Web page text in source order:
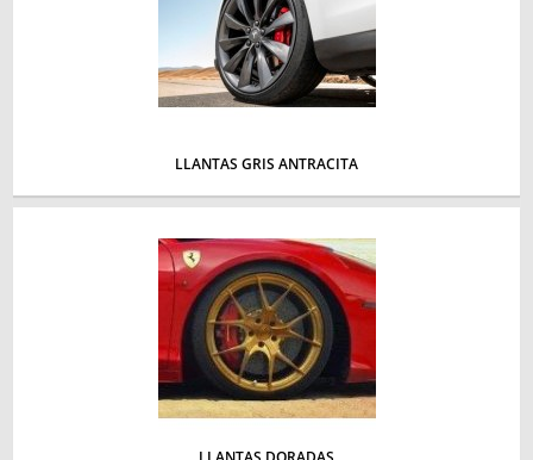
LLANTAS GRIS ANTRACITA